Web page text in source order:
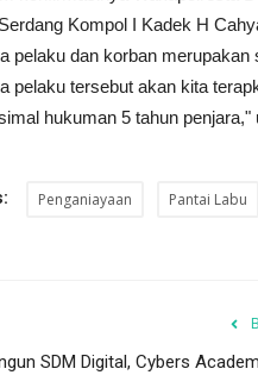
Kompol I Kadek H
pelaku dan korban
pelaku tersebut akan kita
hukuman 5 tahun
Penganiayaan Pantai Labu
SDM Digital, Cybers